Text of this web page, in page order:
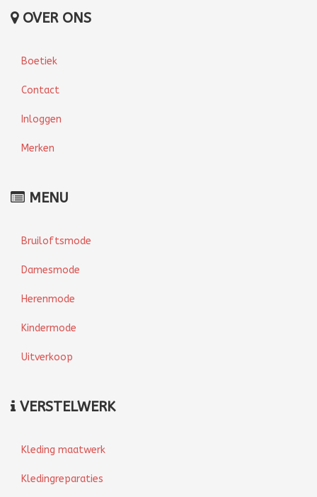
OVER ONS
Boetiek
Contact
Inloggen
Merken
MENU
Bruiloftsmode
Damesmode
Herenmode
Kindermode
Uitverkoop
VERSTELWERK
Kleding maatwerk
Kledingreparaties